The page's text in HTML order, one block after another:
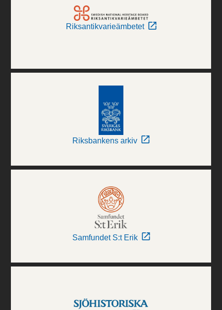
Riksantikvarieämbetet
Riksbankens arkiv
Samfundet S:t Erik